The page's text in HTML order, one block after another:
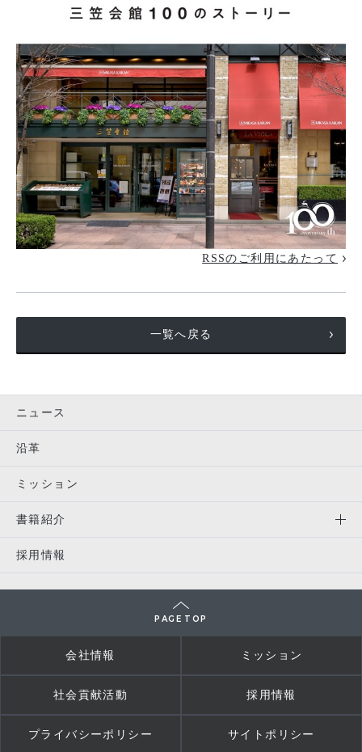
RSSのご利用にあたって
一覧へ戻る
ニュース
沿革
ミッション
書籍紹介
採用情報
PAGE TOP
会社情報 ミッション
社会貢献活動 採用情報
プライバシーポリシー サイトポリシー